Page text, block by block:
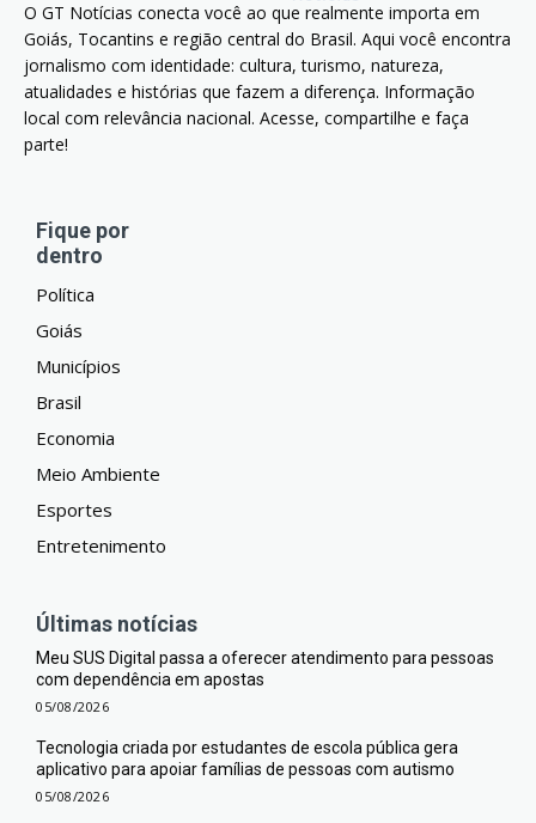
O GT Notícias conecta você ao que realmente importa em
Goiás, Tocantins e região central do Brasil. Aqui você encontra
jornalismo com identidade: cultura, turismo, natureza,
atualidades e histórias que fazem a diferença. Informação
local com relevância nacional. Acesse, compartilhe e faça
parte!
Fique por
dentro
Política
Goiás
Municípios
Brasil
Economia
Meio Ambiente
Esportes
Entretenimento
Últimas notícias
Meu SUS Digital passa a oferecer atendimento para pessoas
com dependência em apostas
05/08/2026
Tecnologia criada por estudantes de escola pública gera
aplicativo para apoiar famílias de pessoas com autismo
05/08/2026